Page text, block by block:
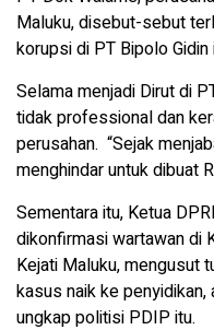
Maluku, disebut-sebut
korupsi di PT Bipolo Gidin
Selama menjadi Dirut di
tidak professional dan
perusahan. “Sejak
menghindar untuk dibuat
Sementara itu, Ketua
dikonfirmasi wartawan di
Kejati Maluku, mengusut
kasus naik ke penyidikan,
ungkap politisi PDIP itu.